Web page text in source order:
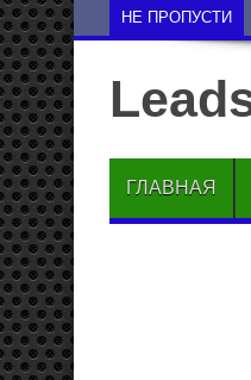
НЕ ПРОПУСТИ
ГЛАВНАЯ